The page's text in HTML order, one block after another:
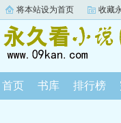
将本站设为首页 收藏
首页 书库 排行榜